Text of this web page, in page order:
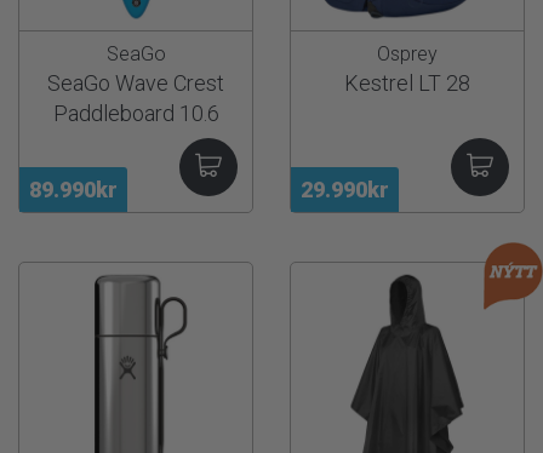
89.990kr
SeaGo
SeaGo Wave Crest
Paddleboard 10.6
29.990kr
Osprey
Kestrel LT 28